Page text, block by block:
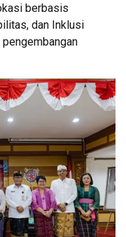
berbasis
dan Inklusi